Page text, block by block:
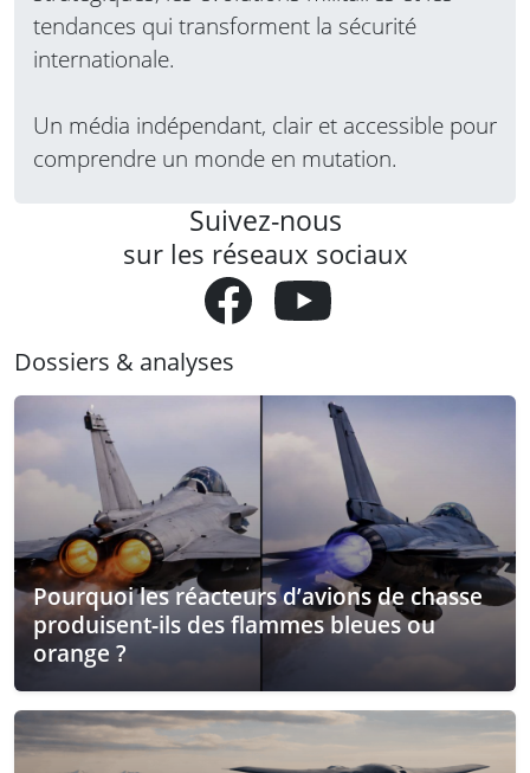
tendances qui transforment la sécurité
internationale.
Un média indépendant, clair et accessible pour
comprendre un monde en mutation.
Suivez-nous
sur les réseaux sociaux
Dossiers & analyses
Pourquoi les réacteurs d’avions de chasse
produisent-ils des flammes bleues ou
orange ?